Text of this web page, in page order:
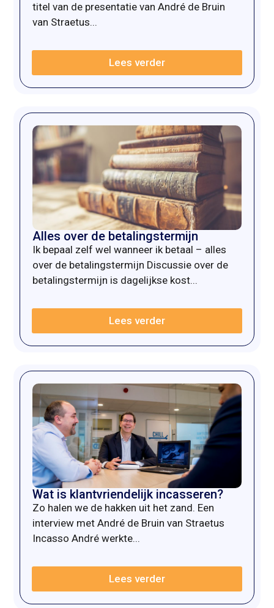
titel van de presentatie van André de Bruin
van Straetus...
Lees verder
Alles over de betalingstermijn
Ik bepaal zelf wel wanneer ik betaal – alles
over de betalingstermijn Discussie over de
betalingstermijn is dagelijkse kost...
Lees verder
Wat is klantvriendelijk incasseren?
Zo halen we de hakken uit het zand. Een
interview met André de Bruin van Straetus
Incasso André werkte...
Lees verder